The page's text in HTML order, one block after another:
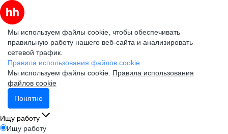
Мы используем файлы cookie, чтобы обеспечивать
правильную работу нашего веб-сайта и анализировать
сетевой трафик.
Правила использования файлов cookie
Мы используем файлы cookie. Правила использования
файлов cookie
Понятно
Ищу работу
Ищу работу